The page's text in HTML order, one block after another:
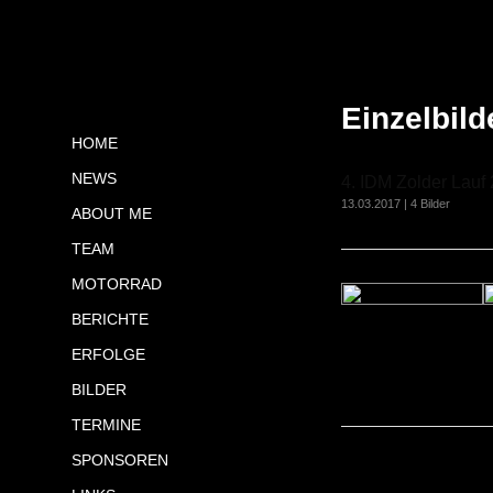
HOME
NEWS
ABOUT ME
TEAM
MOTORRAD
BERICHTE
ERFOLGE
BILDER
TERMINE
SPONSOREN
13.03.2017 | 4 Bilder